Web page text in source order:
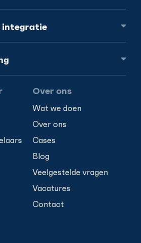
integratie
Over ons
Wat we doen
Over ons
Cases
Blog
Veelgestelde vragen
Vacatures
Contact